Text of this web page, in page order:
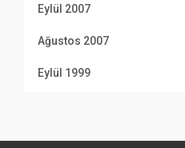
Eylül 2007
Ağustos 2007
Eylül 1999